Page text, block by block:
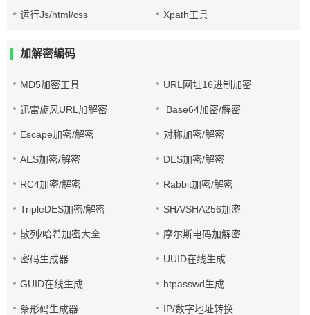
运行Js/html/css Xpath工具
加解密编码
MD5加密工具 URL网址16进制加密
迅雷旋风URL加解密 Base64加密/解密
Escape加密/解密 对称加密/解密
AES加密/解密 DES加密/解密
RC4加密/解密 Rabbit加密/解密
TripleDES加密/解密 SHA/SHA256加密
散列/哈希加密大全 摩尔斯电码加解密
密码生成器 UUID在线生成
GUID在线生成 htpasswd生成
条形码生成器 IP/数字地址转换